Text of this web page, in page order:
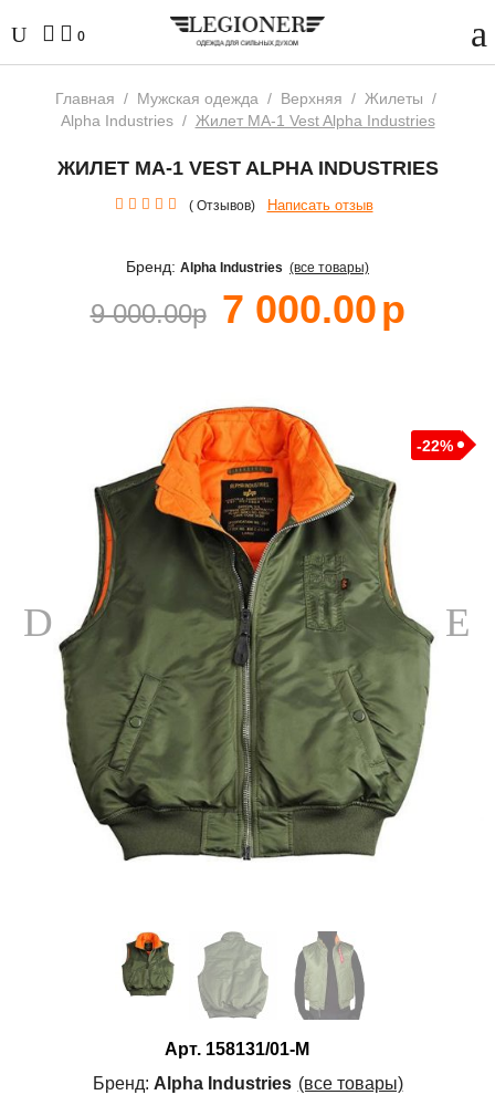
0
Главная / Мужская одежда / Верхняя / Жилеты /
Alpha Industries / Жилет MA-1 Vest Alpha Industries
ЖИЛЕТ MA-1 VEST ALPHA INDUSTRIES
( Отзывов) Написать отзыв
Бренд: Alpha Industries (все товары)
9 000.00р 7 000.00р
-22%
Арт. 158131/01-M
Бренд: Alpha Industries (все товары)